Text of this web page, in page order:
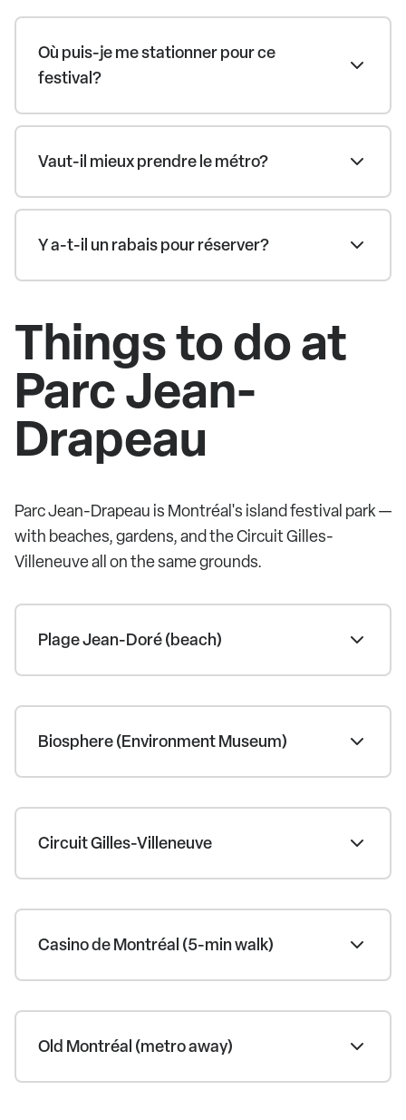
Où puis-je me stationner pour ce
festival?
Vaut-il mieux prendre le métro?
Y a-t-il un rabais pour réserver?
Things to do at
Parc Jean-
Drapeau
Parc Jean-Drapeau is Montréal's island festival park —
with beaches, gardens, and the Circuit Gilles-
Villeneuve all on the same grounds.
Plage Jean-Doré (beach)
Biosphere (Environment Museum)
Circuit Gilles-Villeneuve
Casino de Montréal (5-min walk)
Old Montréal (metro away)